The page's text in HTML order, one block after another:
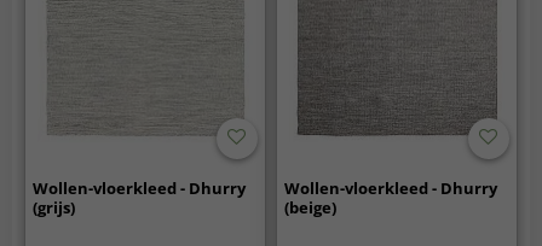
Wollen-vloerkleed - Dhurry
(grijs)
Wollen-vloerkleed - Dhurry
(beige)